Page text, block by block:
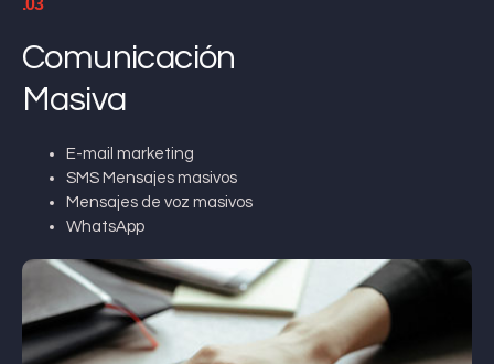
.03
Comunicación
Masiva
E-mail marketing
SMS Mensajes masivos
Mensajes de voz masivos
WhatsApp